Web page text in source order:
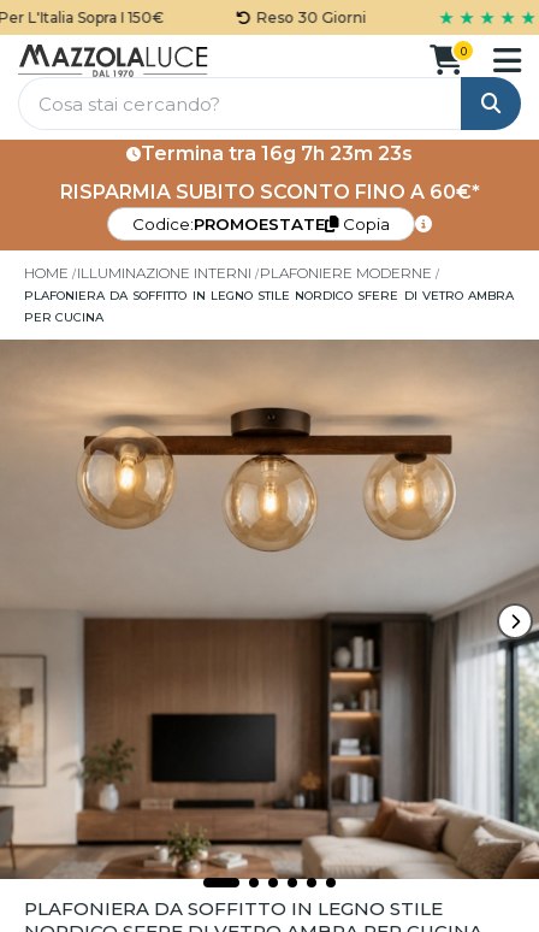
Sopra I 150€ Reso 30 Giorni ★ ★ ★ ★ ★
Cerca
0
Termina tra 16g 7h 23m 23s
RISPARMIA SUBITO SCONTO FINO A 60€*
Codice:PROMOESTATE Copia
HOME ILLUMINAZIONE INTERNI PLAFONIERE MODERNE
PLAFONIERA DA SOFFITTO IN LEGNO STILE NORDICO SFERE DI VETRO AMBRA
PER CUCINA
PLAFONIERA DA SOFFITTO IN LEGNO STILE